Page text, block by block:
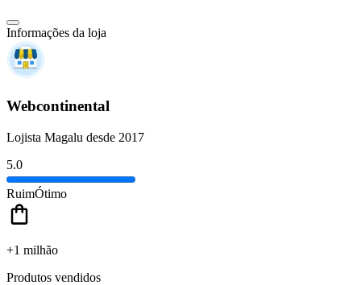
Informações da loja
Webcontinental
Lojista Magalu desde 2017
5.0
RuimÓtimo
+1 milhão
Produtos vendidos